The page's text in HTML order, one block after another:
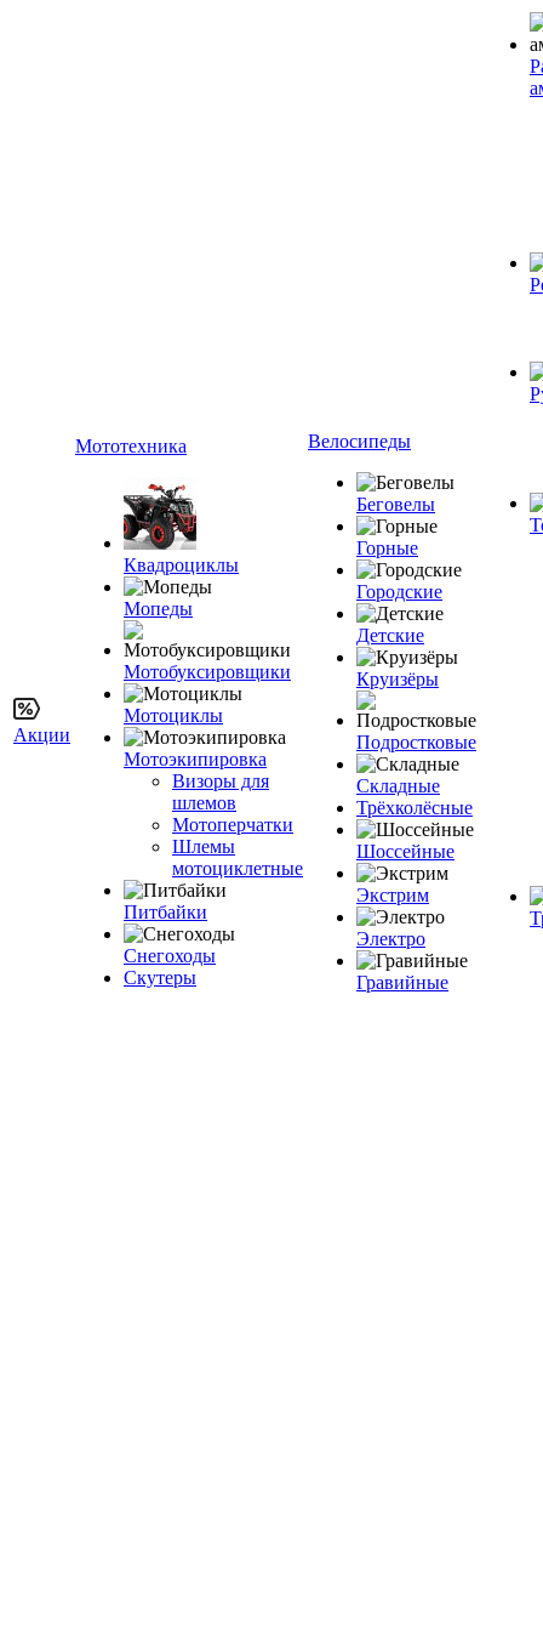
Акции
Мототехника
Квадроциклы
Мопеды
Мотобуксировщики
Мотоциклы
Мотоэкипировка
Визоры для
шлемов
Мотоперчатки
Шлемы
мотоциклетные
Питбайки
Снегоходы
Скутеры
Велосипеды
Беговелы
Горные
Городские
Детские
Круизёры
Подростковые
Складные
Трёхколёсные
Шоссейные
Экстрим
Электро
Гравийные